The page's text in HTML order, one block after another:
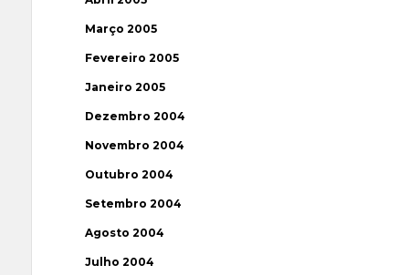
Março 2005
Fevereiro 2005
Janeiro 2005
Dezembro 2004
Novembro 2004
Outubro 2004
Setembro 2004
Agosto 2004
Julho 2004